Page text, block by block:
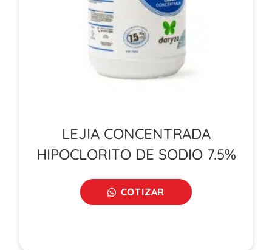
LEJIA CONCENTRADA
HIPOCLORITO DE SODIO 7.5%
COTIZAR